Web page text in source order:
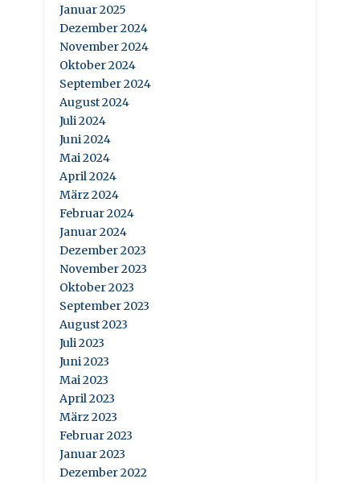
Januar 2025
Dezember 2024
November 2024
Oktober 2024
September 2024
August 2024
Juli 2024
Juni 2024
Mai 2024
April 2024
März 2024
Februar 2024
Januar 2024
Dezember 2023
November 2023
Oktober 2023
September 2023
August 2023
Juli 2023
Juni 2023
Mai 2023
April 2023
März 2023
Februar 2023
Januar 2023
Dezember 2022